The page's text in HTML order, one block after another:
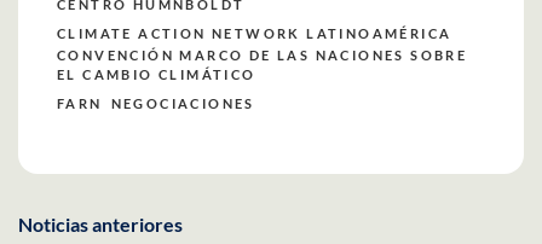
CENTRO HUMNBOLDT
CLIMATE ACTION NETWORK LATINOAMÉRICA
CONVENCIÓN MARCO DE LAS NACIONES SOBRE
EL CAMBIO CLIMÁTICO
FARN
NEGOCIACIONES
Noticias anteriores